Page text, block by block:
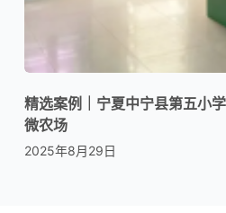
精选案例｜宁夏中宁县第五小
微农场
2025年8月29日